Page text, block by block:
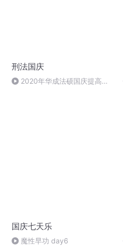
刑法国庆
2020年华成法硕国庆提高班
国庆七天乐
魔性早功 day6